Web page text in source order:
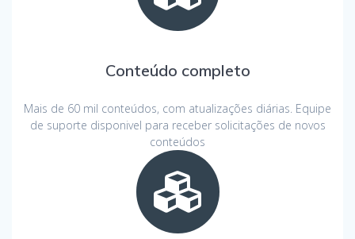
Conteúdo completo
Mais de 60 mil conteúdos, com atualizações diárias. Equipe
de suporte disponivel para receber solicitações de novos
conteúdos